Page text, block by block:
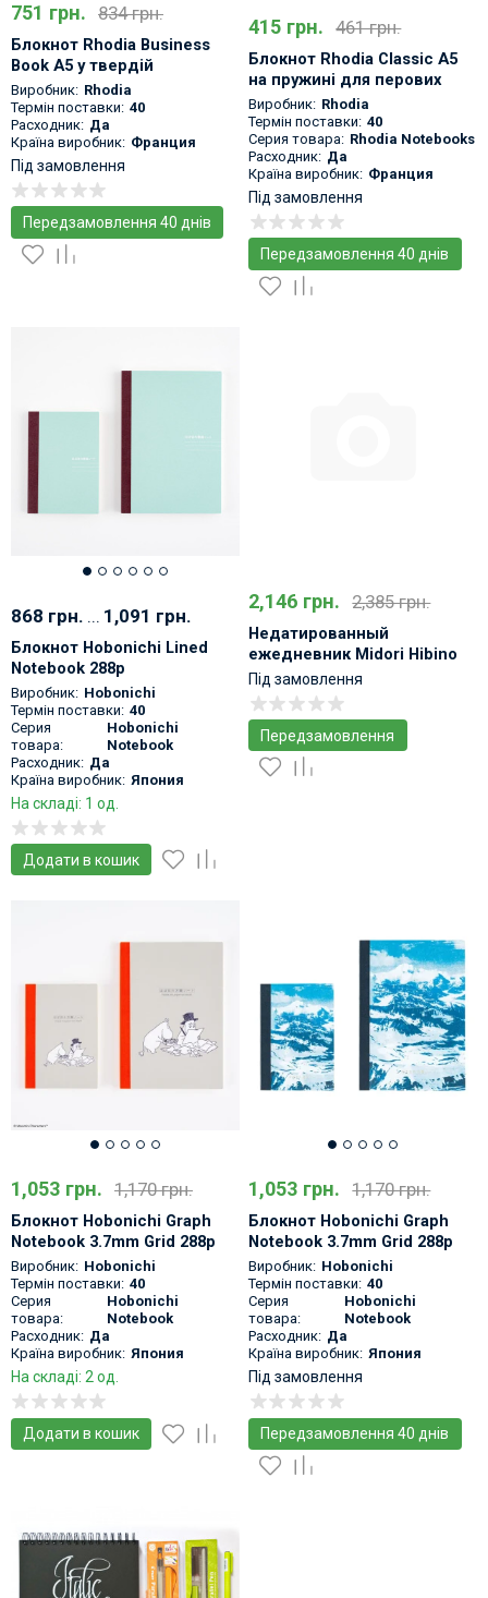
751 грн. 834 грн.
Блокнот Rhodia Business
Book A5 у твердій
обкладинці для пір'яних
ручок
Виробник: Rhodia
Термін поставки: 40
Расходник: Да
Країна виробник: Франция
Під замовлення
Передзамовлення 40 днів
415 грн. 461 грн.
Блокнот Rhodia Classic A5
на пружині для перових
ручок
Виробник: Rhodia
Термін поставки: 40
Серия товара: Rhodia Notebooks
Расходник: Да
Країна виробник: Франция
Під замовлення
Передзамовлення 40 днів
868 грн. ... 1,091 грн.
Блокнот Hobonichi Lined
Notebook 288p
Виробник: Hobonichi
Термін поставки: 40
Серия
товара:
Hobonichi
Notebook
Расходник: Да
Країна виробник: Япония
На складі: 1 од.
Додати в кошик
2,146 грн. 2,385 грн.
Недатированный
ежедневник Midori Hibino
Free Diary A6 две страницы
на день
Під замовлення
Передзамовлення
1,053 грн. 1,170 грн.
Блокнот Hobonichi Graph
Notebook 3.7mm Grid 288p
Moomin
Виробник: Hobonichi
Термін поставки: 40
Серия
товара:
Hobonichi
Notebook
Расходник: Да
Країна виробник: Япония
На складі: 2 од.
Додати в кошик
1,053 грн. 1,170 грн.
Блокнот Hobonichi Graph
Notebook 3.7mm Grid 288p
Denali in the Midnight Sun
Виробник: Hobonichi
Термін поставки: 40
Серия
товара:
Hobonichi
Notebook
Расходник: Да
Країна виробник: Япония
Під замовлення
Передзамовлення 40 днів